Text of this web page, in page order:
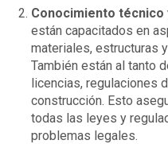
Conocimiento
están capacitados en
materiales, estructuras
También están al tanto
licencias, regulaciones
construcción. Esto
todas las leyes y
problemas legales.